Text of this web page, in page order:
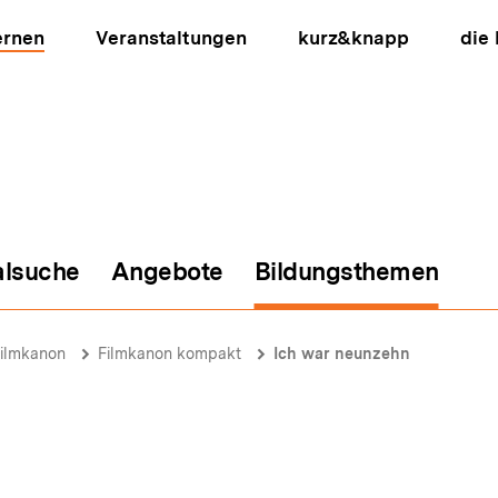
Veranstaltungen kurz&knapp die
Angebote Bildungsthemen
Filmkanon kompakt Ich war neunzehn